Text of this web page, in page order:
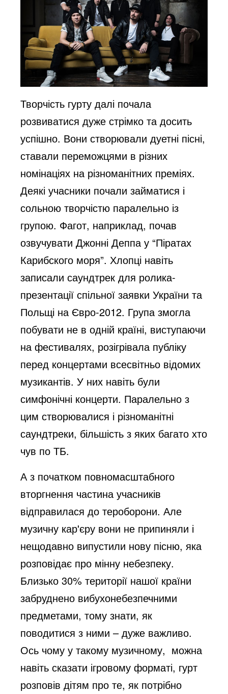
Творчість гурту далі почала
розвиватися дуже стрімко та досить
успішно. Вони створювали дуетні пісні,
ставали переможцями в різних
номінаціях на різноманітних преміях.
Деякі учасники почали займатися і
сольною творчістю паралельно із
групою. Фагот, наприклад, почав
озвучувати Джонні Деппа у “Піратах
Карибского моря”. Хлопці навіть
записали саундтрек для ролика-
презентації спільної заявки України та
Польщі на Євро-2012. Група змогла
побувати не в одній країні, виступаючи
на фестивалях, розігрівала публіку
перед концертами всесвітньо відомих
музикантів. У них навіть були
симфонічні концерти. Паралельно з
цим створювалися і різноманітні
саундтреки, більшість з яких багато хто
чув по ТБ.
А з початком повномасштабного
вторгнення частина учасників
відправилася до тероборони. Але
музичну кар'єру вони не припиняли і
нещодавно випустили нову пісню, яка
розповідає про мінну небезпеку.
Близько 30% території нашої країни
забруднено вибухонебезпечними
предметами, тому знати, як
поводитися з ними – дуже важливо.
Ось чому у такому музичному, можна
навіть сказати ігровому форматі, гурт
розповів дітям про те, як потрібно